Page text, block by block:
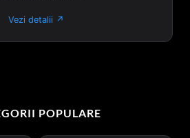
Vezi detalii ↗
POPULARE